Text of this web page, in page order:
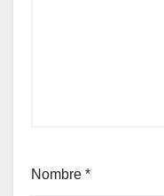
Nombre *